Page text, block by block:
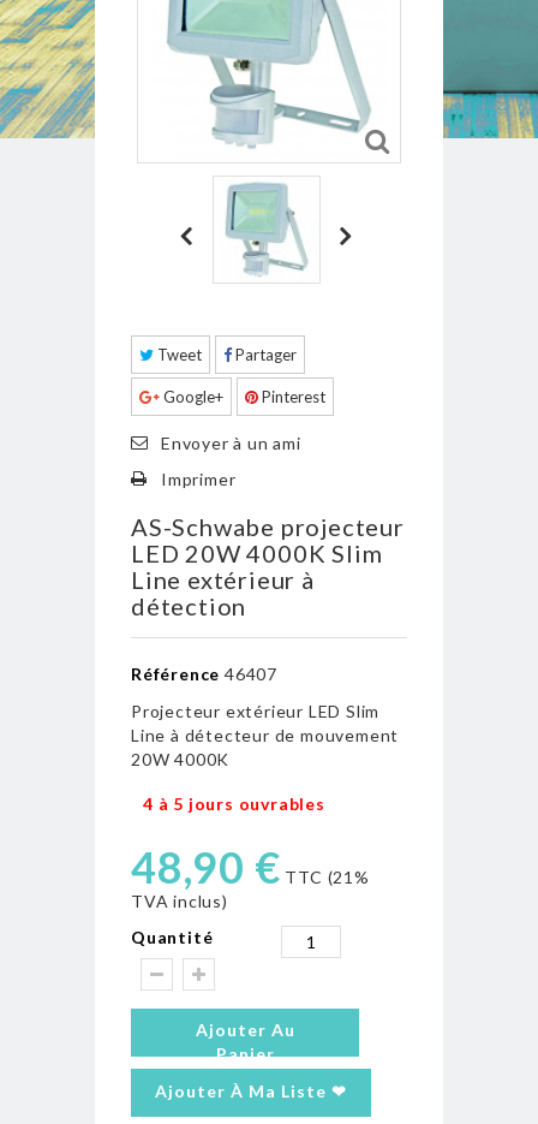
Tweet Partager
Google+ Pinterest
Envoyer à un ami
Imprimer
AS-Schwabe projecteur
LED 20W 4000K Slim
Line extérieur à
détection
Référence 46407
Projecteur extérieur LED Slim
Line à détecteur de mouvement
20W 4000K
4 à 5 jours ouvrables
48,90 € TTC (21%
TVA inclus)
Quantité
Ajouter Au
Panier
Ajouter À Ma Liste ❤